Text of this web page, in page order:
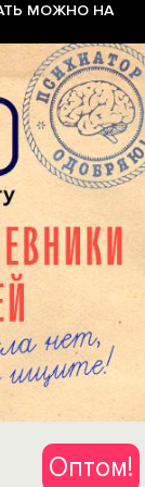
МОЖНО НА
Оптом!